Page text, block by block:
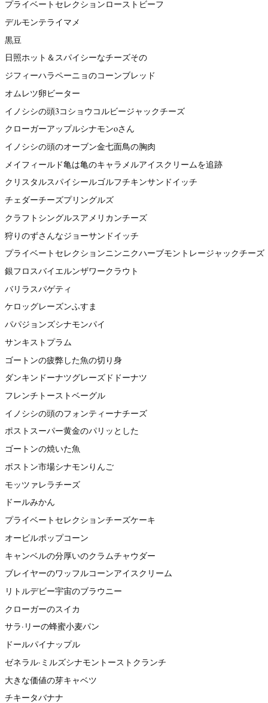
プライベートセレクションローストビーフ
デルモンテライマメ
黒豆
日照ホット＆スパイシーなチーズその
ジフィーハラペーニョのコーンブレッド
オムレツ卵ビーター
イノシシの頭3コショウコルビージャックチーズ
クローガーアップルシナモンoさん
イノシシの頭のオーブン金七面鳥の胸肉
メイフィールド亀は亀のキャラメルアイスクリームを追跡
クリスタルスパイシールゴルフチキンサンドイッチ
チェダーチーズプリングルズ
クラフトシングルスアメリカンチーズ
狩りのずさんなジョーサンドイッチ
プライベートセレクションニンニクハーブモントレージャックチーズ
銀フロスバイエルンザワークラウト
バリラスパゲティ
ケロッグレーズンふすま
パパジョンズシナモンパイ
サンキストプラム
ゴートンの疲弊した魚の切り身
ダンキンドーナツグレーズドドーナツ
フレンチトーストベーグル
イノシシの頭のフォンティーナチーズ
ポストスーパー黄金のパリッとした
ゴートンの焼いた魚
ボストン市場シナモンりんご
モッツァレラチーズ
ドールみかん
プライベートセレクションチーズケーキ
オービルポップコーン
キャンベルの分厚いのクラムチャウダー
ブレイヤーのワッフルコーンアイスクリーム
リトルデビー宇宙のブラウニー
クローガーのスイカ
サラ·リーの蜂蜜小麦パン
ドールパイナップル
ゼネラル·ミルズシナモントーストクランチ
大きな価値の芽キャベツ
チキータバナナ